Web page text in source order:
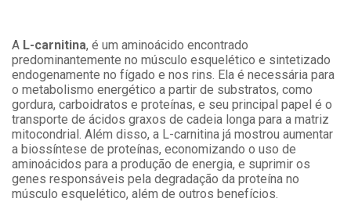
A L-carnitina, é um aminoácido encontrado
predominantemente no músculo esquelético e sintetizado
endogenamente no fígado e nos rins. Ela é necessária para
o metabolismo energético a partir de substratos, como
gordura, carboidratos e proteínas, e seu principal papel é o
transporte de ácidos graxos de cadeia longa para a matriz
mitocondrial. Além disso, a L-carnitina já mostrou aumentar
a biossíntese de proteínas, economizando o uso de
aminoácidos para a produção de energia, e suprimir os
genes responsáveis pela degradação da proteína no
músculo esquelético, além de outros benefícios.